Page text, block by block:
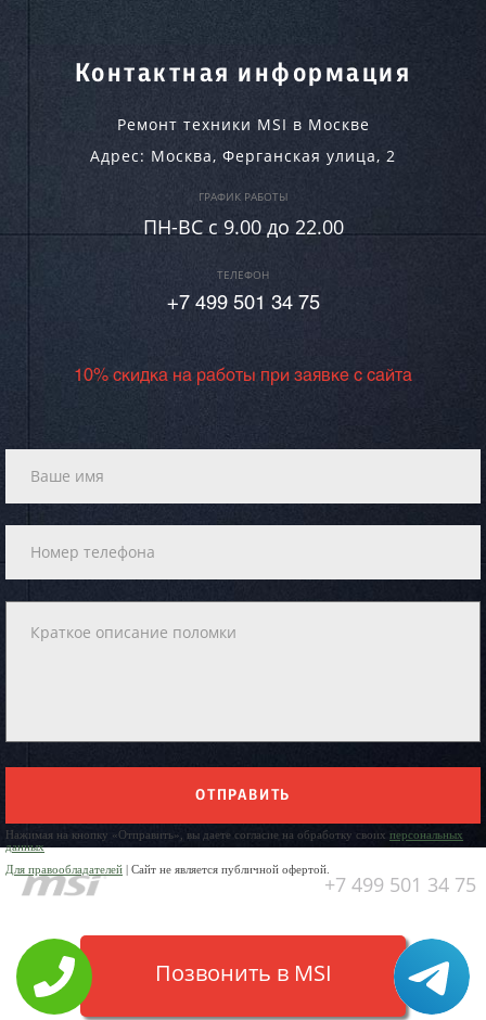
Контактная информация
Ремонт техники MSI в Москве
Адрес: Москва, Ферганская улица, 2
ГРАФИК РАБОТЫ
ПН-ВC c 9.00 до 22.00
ТЕЛЕФОН
+7 499 501 34 75
10% скидка на работы при заявке с сайта
ОТПРАВИТЬ
Нажимая на кнопку «Отправить», вы даете согласие на обработку своих персональных
данных
Для правообладателей | Сайт не является публичной офертой.
+7 499 501 34 75
Позвонить в MSI